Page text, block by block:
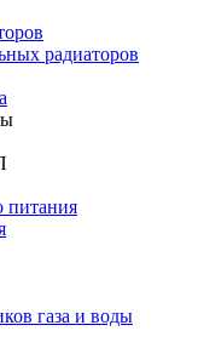
радиаторов
питания
газа и воды